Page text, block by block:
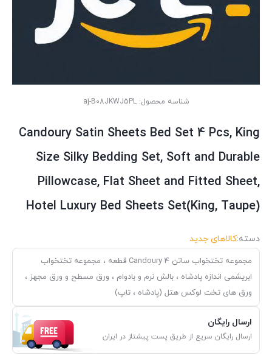
شناسه محصول:aj-B08JKWJ5PL
Candoury Satin Sheets Bed Set 4 Pcs, King
Size Silky Bedding Set, Soft and Durable
Pillowcase, Flat Sheet and Fitted Sheet,
Hotel Luxury Bed Sheets Set(King, Taupe)
دسته:کالاهای جدید
مجموعه تختخواب ساتن Candoury 4 قطعه ، مجموعه تختخواب
ابریشمی اندازه پادشاه ، بالش نرم و بادوام ، ورق مسطح و ورق مجهز ،
ورق های تخت لوکس هتل (پادشاه ، تاپ)
ارسال رایگان
ارسال رایگان سریع از طریق پست پیشتاز در ایران